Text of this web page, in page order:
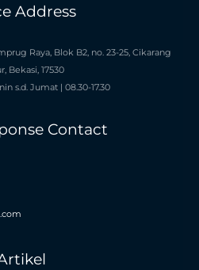
Address
Raya, Blok B2, no. 23-25, Cikarang
Bekasi, 17530
s.d. Jumat | 08.30-17.30
Contact